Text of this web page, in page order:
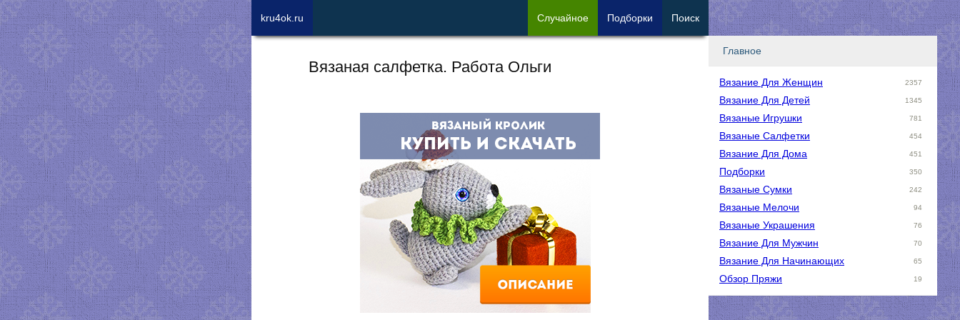
Вязаная салфетка. Работа Ольги
Главное
Вязание Для Женщин 2357
Вязание Для Детей 1345
Вязаные Игрушки 781
Вязаные Салфетки 454
Вязание Для Дома 451
Подборки 350
Вязаные Сумки 242
Вязаные Мелочи 94
Вязаные Украшения 76
Вязание Для Мужчин 70
Вязание Для Начинающих 65
Обзор Пряжи 19
kru4ok.ru Случайное Подборки Поиск